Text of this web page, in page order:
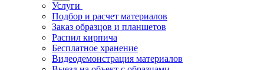
Услуги
Подбор и расчет материалов
Заказ образцов и планшетов
Распил кирпича
Бесплатное хранение
Видеодемонстрация материалов